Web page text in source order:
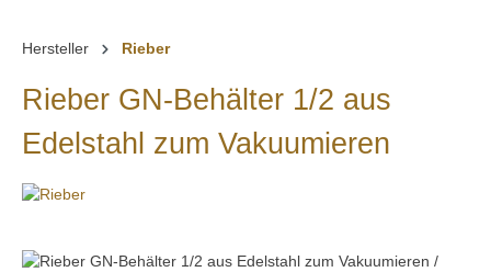
Hersteller Rieber
Rieber GN-Behälter 1/2 aus
Edelstahl zum Vakuumieren
Bildergalerie überspringen